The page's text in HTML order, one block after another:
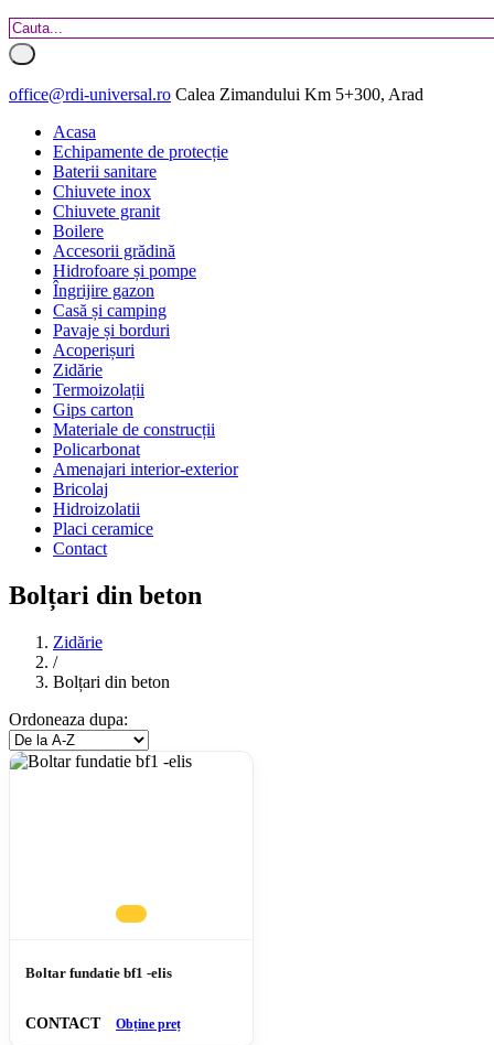
office@rdi-universal.ro Calea Zimandului Km 5+300, Arad
Acasa
Echipamente de protecție
Baterii sanitare
Chiuvete inox
Chiuvete granit
Boilere
Accesorii grădină
Hidrofoare și pompe
Îngrijire gazon
Casă și camping
Pavaje și borduri
Acoperișuri
Zidărie
Termoizolații
Gips carton
Materiale de construcții
Policarbonat
Amenajari interior-exterior
Bricolaj
Hidroizolatii
Placi ceramice
Contact
Bolțari din beton
Zidărie
/
Bolțari din beton
Ordoneaza dupa:
Boltar fundatie bf1 -elis
CONTACT Obține preț